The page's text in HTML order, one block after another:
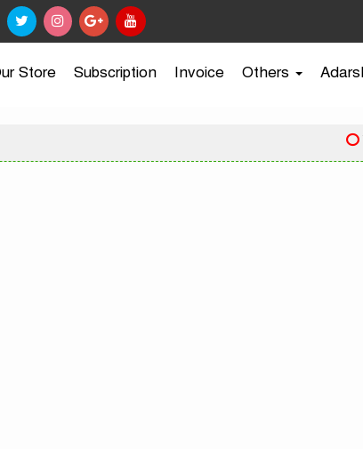
Store Subscription Invoice Others